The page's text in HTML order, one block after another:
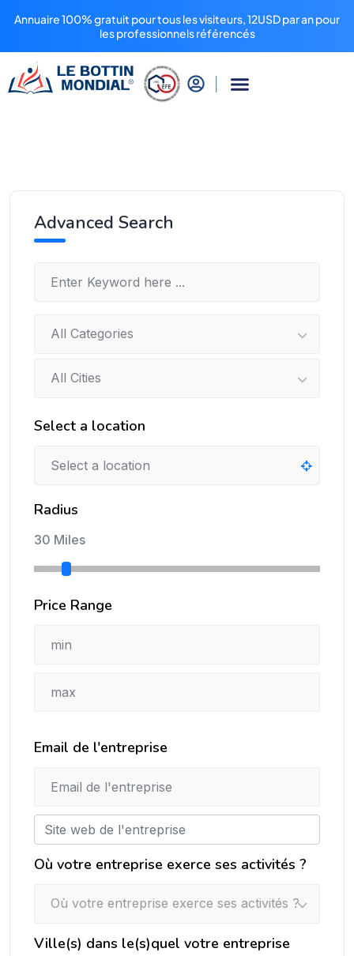
Annuaire 100% gratuit pour tous les visiteurs, 12USD par an pour
les professionnels référencés
Advanced Search
All Categories
All Cities
Select a location
Radius
30 Miles
Price Range
Email de l'entreprise
Où votre entreprise exerce ses activités ?
Où votre entreprise exerce ses activités ?
Ville(s) dans le(s)quel votre entreprise